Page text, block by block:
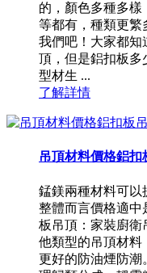
的，顏色多種多
等都有，種類更繁
我們吧！大家都知
頂，但是鋁扣板多
型材生 ...
了解詳情
吊頂材料價格鋁
錳鎂兩種材料可以
整體而言價格適中
板吊頂：家裝廚衛
他類型的吊頂材料
更好的防油煙防潮